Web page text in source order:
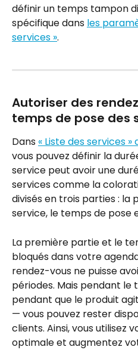
définir un temps tampon
spécifique dans les
services ».
Autoriser des
temps de pose des
Dans « Liste des services
vous pouvez définir la
service peut avoir une
services comme la
divisés en trois parties : la
service, le temps de pose
La première partie et le
bloqués dans votre
rendez-vous ne puisse
périodes. Mais pendant le
pendant que le produit
— vous pouvez rester
clients. Ainsi, vous utilisez
optimale et augmentez